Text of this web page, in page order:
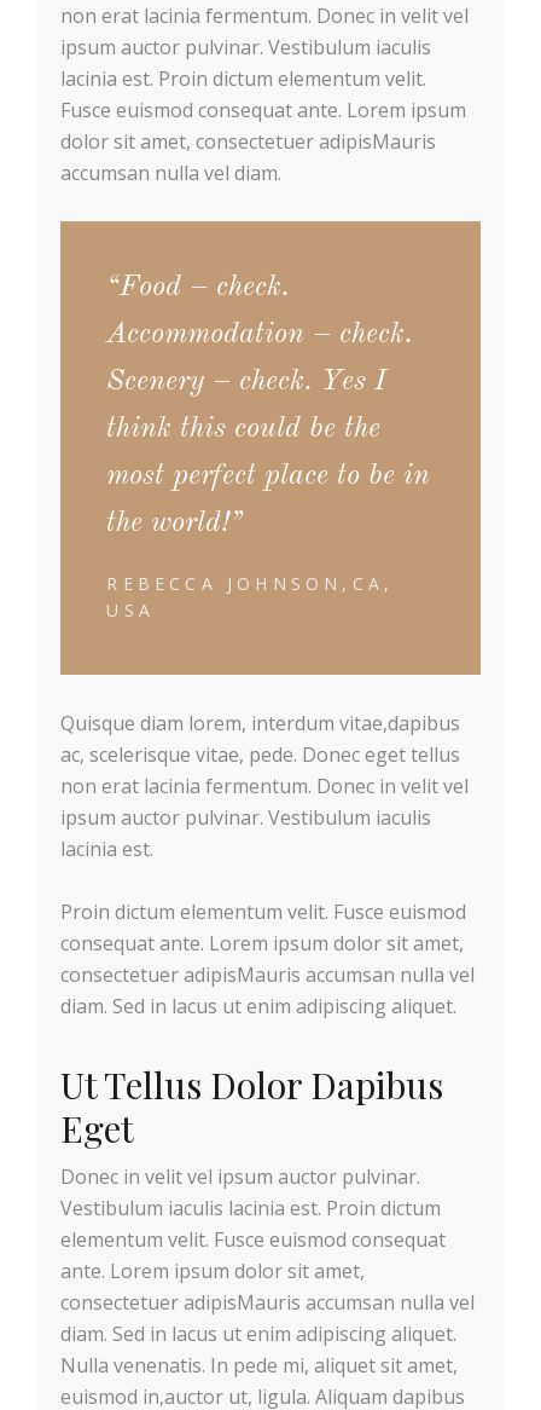
non erat lacinia fermentum. Donec in velit vel
ipsum auctor pulvinar. Vestibulum iaculis
lacinia est. Proin dictum elementum velit.
Fusce euismod consequat ante. Lorem ipsum
dolor sit amet, consectetuer adipisMauris
accumsan nulla vel diam.
“Food – check.
Accommodation – check.
Scenery – check. Yes I
think this could be the
most perfect place to be in
the world!”
REBECCA JOHNSON,CA,
USA
Quisque diam lorem, interdum vitae,dapibus
ac, scelerisque vitae, pede. Donec eget tellus
non erat lacinia fermentum. Donec in velit vel
ipsum auctor pulvinar. Vestibulum iaculis
lacinia est.
Proin dictum elementum velit. Fusce euismod
consequat ante. Lorem ipsum dolor sit amet,
consectetuer adipisMauris accumsan nulla vel
diam. Sed in lacus ut enim adipiscing aliquet.
Ut Tellus Dolor Dapibus
Eget
Donec in velit vel ipsum auctor pulvinar.
Vestibulum iaculis lacinia est. Proin dictum
elementum velit. Fusce euismod consequat
ante. Lorem ipsum dolor sit amet,
consectetuer adipisMauris accumsan nulla vel
diam. Sed in lacus ut enim adipiscing aliquet.
Nulla venenatis. In pede mi, aliquet sit amet,
euismod in,auctor ut, ligula. Aliquam dapibus